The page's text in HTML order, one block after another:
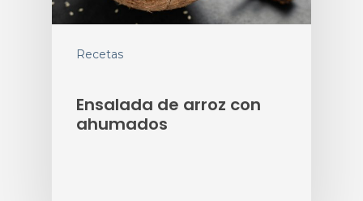
Recetas
Ensalada de arroz con
ahumados